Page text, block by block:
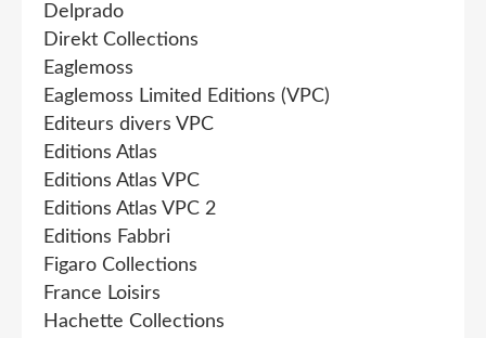
Delprado
Direkt Collections
Eaglemoss
Eaglemoss Limited Editions (VPC)
Editeurs divers VPC
Editions Atlas
Editions Atlas VPC
Editions Atlas VPC 2
Editions Fabbri
Figaro Collections
France Loisirs
Hachette Collections